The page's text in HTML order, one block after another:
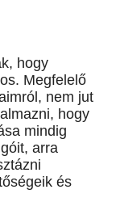
hogy
Megfelelő
nem jut
hogy
mindig
arra
és